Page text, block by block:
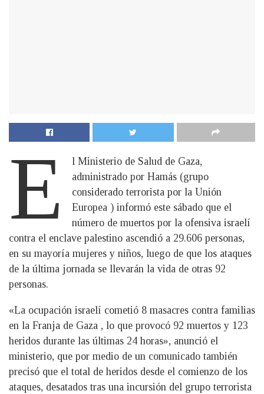
E
l Ministerio de Salud de Gaza,
administrado por Hamás (grupo
considerado terrorista por la Unión
Europea ) informó este sábado que el
número de muertos por la ofensiva israelí
contra el enclave palestino ascendió a 29.606 personas,
en su mayoría mujeres y niños, luego de que los ataques
de la última jornada se llevarán la vida de otras 92
personas.
«La ocupación israelí cometió 8 masacres contra familias
en la Franja de Gaza , lo que provocó 92 muertos y 123
heridos durante las últimas 24 horas», anunció el
ministerio, que por medio de un comunicado también
precisó que el total de heridos desde el comienzo de los
ataques, desatados tras una incursión del grupo terrorista